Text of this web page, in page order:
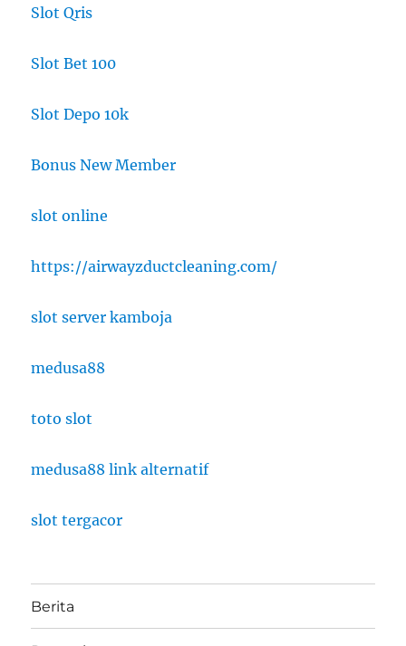
Slot Qris
Slot Bet 100
Slot Depo 10k
Bonus New Member
slot online
https://airwayzductcleaning.com/
slot server kamboja
medusa88
toto slot
medusa88 link alternatif
slot tergacor
Berita